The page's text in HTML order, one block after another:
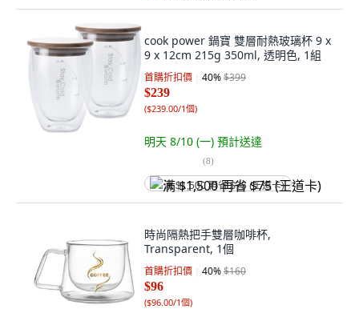
cook power 鍋寶 雙層耐熱玻璃杯 9 x
9 x 12cm 215g 350ml, 透明色, 1組
首購折扣價 40%$399
$239
($239.00/1個)
明天 8/10 (一) 預計送達
(8)
满 $1,500 再省 $75 (王道卡)
時尚隔熱把手雙層咖啡杯,
Transparent, 1個
首購折扣價 40%$160
$96
($96.00/1個)